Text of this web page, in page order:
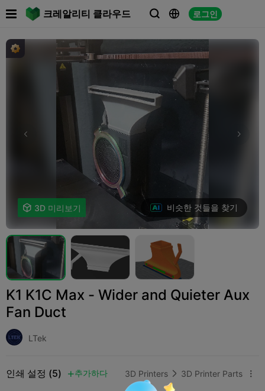
크레알리티 클라우드   로그인
 
 3D 미리보기 비슷한 것들을 찾기
K1 K1C Max - Wider and Quieter Aux
Fan Duct
LTek
인쇄 설정 (5)  추가하다 3D Printers  3D Printer Parts 